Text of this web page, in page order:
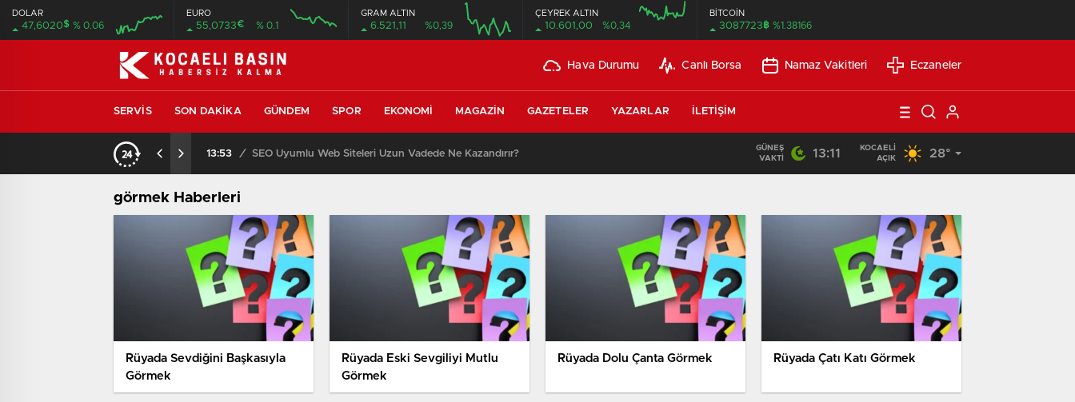
DOLAR
47,6020$ % 0.06
EURO
55,0733€ % 0.1
GRAM ALTIN
6.521,11 %0,39
ÇEYREK ALTIN
10.601,00 %0,34
BİTCOİN
3087723฿ %1.38166
Hava Durumu Canlı Borsa Namaz Vakitleri Eczaneler
SERVIS SON DAKIKA GÜNDEM SPOR EKONOMI MAGAZIN GAZETELER YAZARLAR İLETIŞIM
13:53 / SEO Uyumlu Web Siteleri Uzun Vadede Ne Kazandırır? 21:21 / Günlük Okuma Süresi Az Olanlar İçin Etkili Okuma
GÜNEŞ
VAKTI
13:11
KOCAELI
AÇIK
28°
görmek Haberleri
Rüyada Sevdiğini Başkasıyla
Görmek
Rüyada Eski Sevgiliyi Mutlu
Görmek
Rüyada Dolu Çanta Görmek Rüyada Çatı Katı Görmek